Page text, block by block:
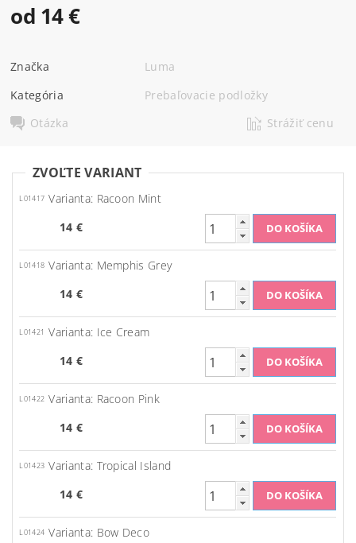
od 14 €
Značka
Luma
Kategória
Prebaľovacie podložky
Otázka
Strážiť cenu
ZVOĽTE VARIANT
L01417 Varianta: Racoon Mint
14 €
L01418 Varianta: Memphis Grey
14 €
L01421
Varianta: Ice Cream
14 €
L01422 Varianta: Racoon Pink
14 €
L01423 Varianta: Tropical Island
14 €
L01424 Varianta: Bow Deco